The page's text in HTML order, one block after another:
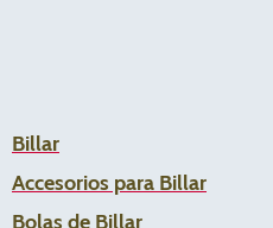
Billar
Accesorios para Billar
Bolas de Billar